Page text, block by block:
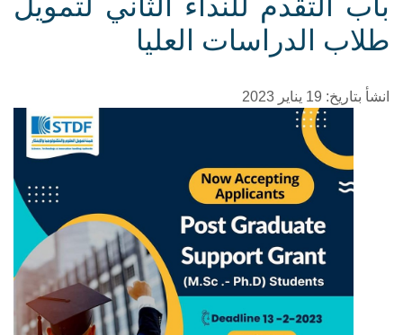
طلاب الدراسات العليا
انشأ بتاريخ: 19 يناير 2023